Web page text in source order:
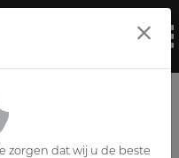
zorgen dat wij u de beste